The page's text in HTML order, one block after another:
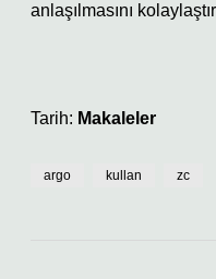
anlaşılmasını
Tarih: Makaleler
argo kullan zc